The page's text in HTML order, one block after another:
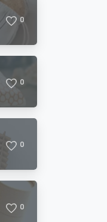
0
0
0
0